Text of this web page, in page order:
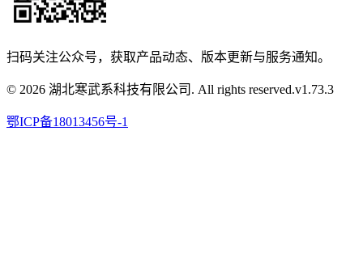
扫码关注公众号，获取产品动态、版本更新与服务通知。
© 2026 湖北寒武系科技有限公司. All rights reserved.v1.73.3
鄂ICP备18013456号-1